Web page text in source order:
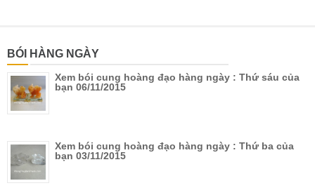
BÓI HÀNG NGÀY
Xem bói cung hoàng đạo hàng ngày : Thứ sáu của
bạn 06/11/2015
Xem bói cung hoàng đạo hàng ngày : Thứ ba của
bạn 03/11/2015